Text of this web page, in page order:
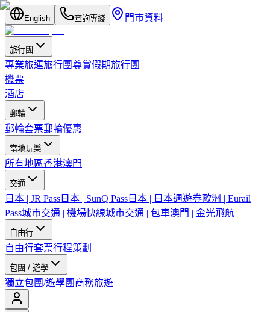
English 查詢專綫 門市資料
旅行團
專業旅運旅行團尊賞假期旅行團
機票
酒店
郵輪
郵輪套票郵輪優惠
當地玩樂
所有地區香港澳門
交通
日本 | JR Pass 日本 | SunQ Pass 日本 | 日本週遊券歐洲 | Eurail
Pass城市交通 | 機場快線城市交通 | 包車澳門 | 金光飛航
自由行
自由行套票行程策劃
包團 / 遊學
獨立包團/遊學團 商務旅遊